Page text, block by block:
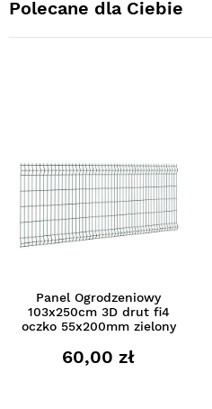
Polecane dla Ciebie
Panel Ogrodzeniowy
103x250cm 3D drut fi4
oczko 55x200mm zielony
60,00 zł